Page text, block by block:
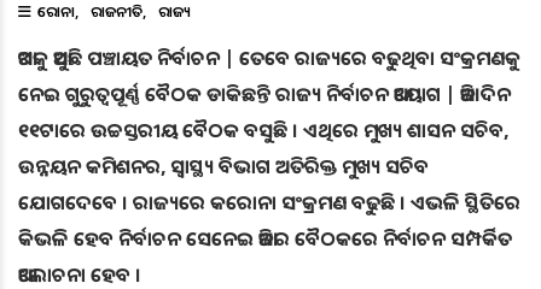
କରୋନା ରାଜନୀତି ରାଜ୍ୟ
ଆଗକୁ ଆସୁଛି ପଞ୍ଚାୟତ ନିର୍ବାଚନ | ତେବେ ରାଜ୍ୟରେ ବଢୁଥିବା ସଂକ୍ରମଣକୁ
ନେଇ ଗୁରୁତ୍ଵପୂର୍ଣ୍ଣ ବୈଠକ ଡାକିଛନ୍ତି ରାଜ୍ୟ ନିର୍ବାଚନ ଆୟୋଗ | ଆଜି ଦିନ
୧୧ଟାରେ ଉଚ୍ଚସ୍ତରୀୟ ବୈଠକ ବସୁଛି । ଏଥିରେ ମୁଖ୍ୟ ଶାସନ ସଚିବ,
ଉନ୍ନୟନ କମିଶନର, ସ୍ୱାସ୍ଥ୍ୟ ବିଭାଗ ଅତିରିକ୍ତ ମୁଖ୍ୟ ସଚିବ
ଯୋଗଦେବେ । ରାଜ୍ୟରେ କରୋନା ସଂକ୍ରମଣ ବଢୁଛି । ଏଭଳି ସ୍ଥିତିରେ
କିଭଳି ହେବ ନିର୍ବାଚନ ସେନେଇ ଆଜିର ବୈଠକରେ ନିର୍ବାଚନ ସମ୍ପର୍କିତ
ଆଲୋଚନା ହେବ ।